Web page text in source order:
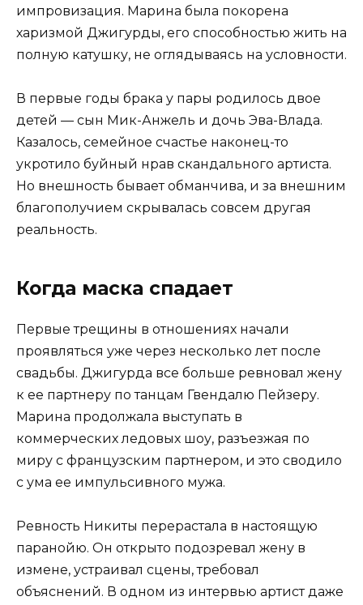
импровизация. Марина была покорена
харизмой Джигурды, его способностью жить на
полную катушку, не оглядываясь на условности.
В первые годы брака у пары родилось двое
детей — сын Мик-Анжель и дочь Эва-Влада.
Казалось, семейное счастье наконец-то
укротило буйный нрав скандального артиста.
Но внешность бывает обманчива, и за внешним
благополучием скрывалась совсем другая
реальность.
Когда маска спадает
Первые трещины в отношениях начали
проявляться уже через несколько лет после
свадьбы. Джигурда все больше ревновал жену
к ее партнеру по танцам Гвендалю Пейзеру.
Марина продолжала выступать в
коммерческих ледовых шоу, разъезжая по
миру с французским партнером, и это сводило
с ума ее импульсивного мужа.
Ревность Никиты перерастала в настоящую
паранойю. Он открыто подозревал жену в
измене, устраивал сцены, требовал
объяснений. В одном из интервью артист даже